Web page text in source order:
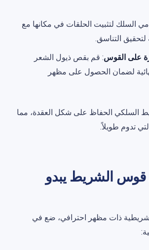
السلك لتثبيت الحلقات في مكانها مع
التناسق.
على القوس: قم بقص ذيول الشعر
لضمان الحصول على مظهر
السلكي الحفاظ على شكل العقدة، مما
تدوم طويلاً.
قوس الشريط يبدو
ذات مظهر احترافي، ضع في